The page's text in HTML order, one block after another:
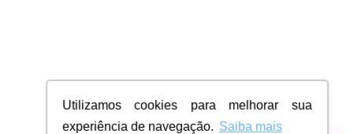
Utilizamos cookies para melhorar sua
experiência de navegação. Saiba mais